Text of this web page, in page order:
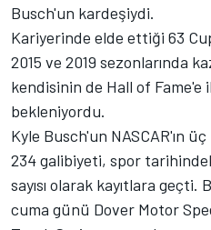
Busch'un kardeşiydi.
Kariyerinde elde ettiği 63
2015 ve 2019 sezonlarında
kendisinin de Hall of Fame'e
bekleniyordu.
Kyle Busch'un NASCAR'ın
234 galibiyeti, spor
sayısı olarak kayıtlara geçti.
cuma günü Dover Motor